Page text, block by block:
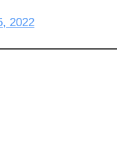
2022